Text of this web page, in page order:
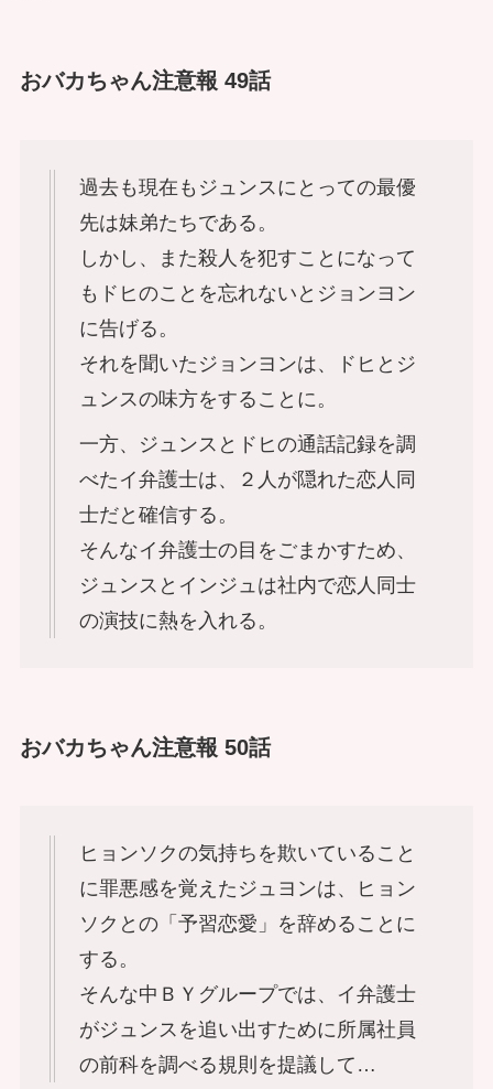
おバカちゃん注意報 49話
過去も現在もジュンスにとっての最優
先は妹弟たちである。
しかし、また殺人を犯すことになって
もドヒのことを忘れないとジョンヨン
に告げる。
それを聞いたジョンヨンは、ドヒとジ
ュンスの味方をすることに。
一方、ジュンスとドヒの通話記録を調
べたイ弁護士は、２人が隠れた恋人同
士だと確信する。
そんなイ弁護士の目をごまかすため、
ジュンスとインジュは社内で恋人同士
の演技に熱を入れる。
おバカちゃん注意報 50話
ヒョンソクの気持ちを欺いていること
に罪悪感を覚えたジュヨンは、ヒョン
ソクとの「予習恋愛」を辞めることに
する。
そんな中ＢＹグループでは、イ弁護士
がジュンスを追い出すために所属社員
の前科を調べる規則を提議して…